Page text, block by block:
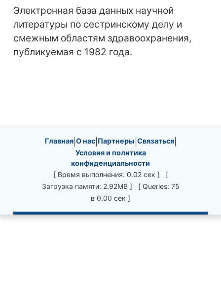
Электронная база данных научной
литературы по сестринскому делу и
смежным областям здравоохранения,
публикуемая с 1982 года.
Site information, links, etc.
Главная| О нас| Партнеры Связаться|
Условия и политика
конфиденциальности
[ Время выполнения: 0.02 сек ] [
Загрузка памяти: 2.92MB ] [ Queries: 75
в 0.00 сек ]